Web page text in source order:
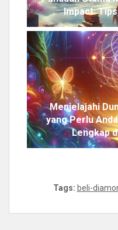
Impact:
Menjelajahi
yang Perlu
Lengkap
Tags: beli-